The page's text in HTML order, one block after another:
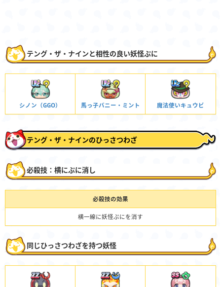
テング・ザ・ナインと相性の良い妖怪ぷに
シノン（GGO） 馬っ子バニー・ミント 魔法使いキュウビ
テング・ザ・ナインのひっさつわざ
必殺技：横にぷに消し
必殺技の効果
横一線に妖怪ぷにを消す
同じひっさつわざを持つ妖怪